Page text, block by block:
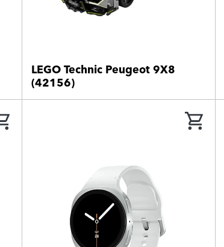
LEGO Technic Peugeot 9X8
(42156)